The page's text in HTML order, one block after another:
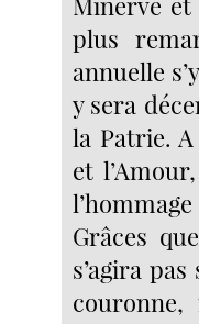
plus
annuelle
y sera
la Patrie. A
et
Grâces
s’agira